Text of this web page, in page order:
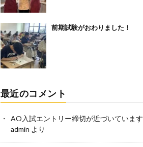
前期試験がおわりました！
最近のコメント
AO入試エントリー締切が近づいています
admin より